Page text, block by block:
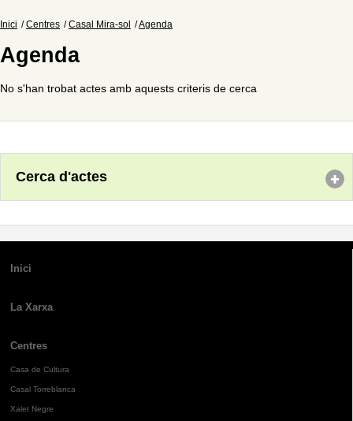
Inici Centres Casal Mira-sol Agenda
Agenda
No s'han trobat actes amb aquests criteris de cerca
Cerca d'actes
Inici
La Xarxa
Centres
Casa de Cultura
Casal Torreblanca
Xalet Negre